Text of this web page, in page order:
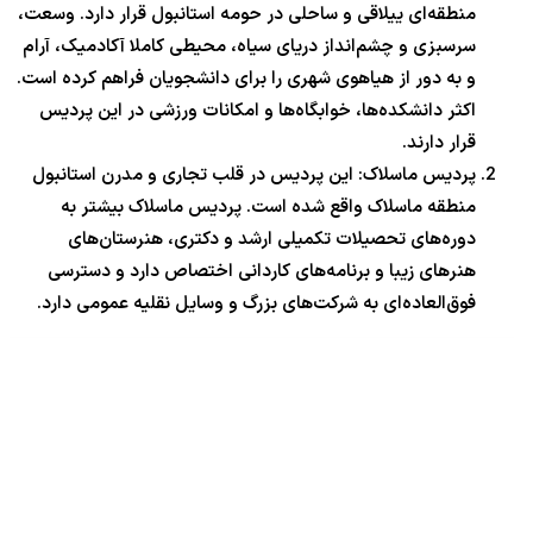
منطقه‌ای ییلاقی و ساحلی در حومه استانبول قرار دارد. وسعت،
سرسبزی و چشم‌انداز دریای سیاه، محیطی کاملا آکادمیک، آرام
و به دور از هیاهوی شهری را برای دانشجویان فراهم کرده است.
اکثر دانشکده‌ها، خوابگاه‌ها و امکانات ورزشی در این پردیس
قرار دارند.
پردیس ماسلاک: این پردیس در قلب تجاری و مدرن استانبول
منطقه ماسلاک واقع شده است. پردیس ماسلاک بیشتر به
دوره‌های تحصیلات تکمیلی ارشد و دکتری، هنرستان‌های
هنرهای زیبا و برنامه‌های کاردانی اختصاص دارد و دسترسی
فوق‌العاده‌ای به شرکت‌های بزرگ و وسایل نقلیه عمومی دارد.